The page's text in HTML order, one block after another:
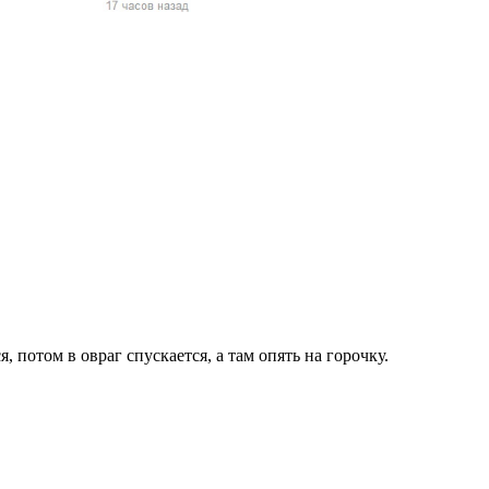
женщин и
страны),
в овраг спускается, а там опять на горочку.